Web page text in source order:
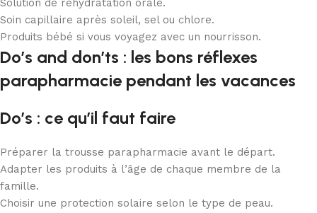
Solution de réhydratation orale.
Soin capillaire après soleil, sel ou chlore.
Produits bébé si vous voyagez avec un nourrisson.
Do’s and don’ts : les bons réflexes
parapharmacie pendant les vacances
Do’s : ce qu’il faut faire
Préparer la trousse parapharmacie avant le départ.
Adapter les produits à l’âge de chaque membre de la
famille.
Choisir une protection solaire selon le type de peau.